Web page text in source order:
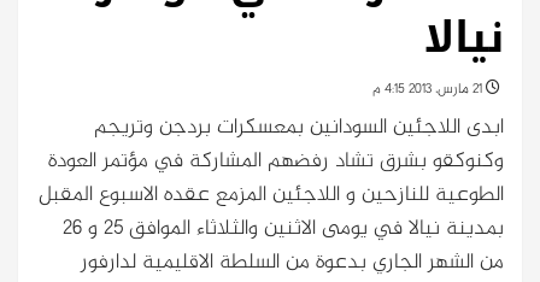
نيالا
ابدى اللاجئين السودانين بمعسكرات بردجن وتريجم
وكنوكقو بشرق تشاد رفضهم المشاركة في مؤتمر العودة
الطوعية للنازحين و اللاجئين المزمع عقده الاسبوع المقبل
بمدينة نيالا في يومى الاثنين والثلاثاء الموافق 25 و 26
من الشهر الجاري بدعوة من السلطة الاقليمية لدارفور